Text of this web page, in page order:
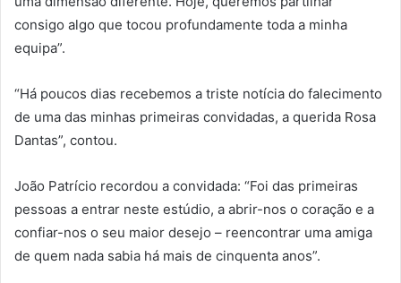
consigo algo que tocou profundamente toda a minha
equipa”.
“Há poucos dias recebemos a triste notícia do falecimento
de uma das minhas primeiras convidadas, a querida Rosa
Dantas”, contou.
João Patrício recordou a convidada: “Foi das primeiras
pessoas a entrar neste estúdio, a abrir-nos o coração e a
confiar-nos o seu maior desejo – reencontrar uma amiga
de quem nada sabia há mais de cinquenta anos”.